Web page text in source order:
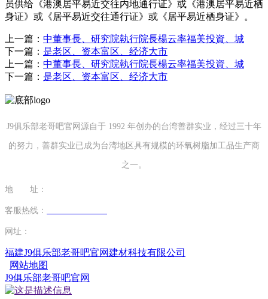
员供给《港澳居平易近交往内地通行证》或《港澳居平易近栖
身证》或《居平易近交往通行证》或《居平易近栖身证》。
上一篇： 中董事長、研究院執行院長楊云率福美投資、城
下一篇： 是老区、资本富区、经济大市
上一篇： 中董事長、研究院執行院長楊云率福美投資、城
下一篇： 是老区、资本富区、经济大市
J9俱乐部老哥吧官网源自于 1992 年创办的台湾善群实业，经过三十年
的努力，善群实业已成为台湾地区具有规模的环氧树脂加工品生产商
之一。
地 址：
客服热线：
网址：
福建J9俱乐部老哥吧官网建材科技有限公司
网站地图
J9俱乐部老哥吧官网